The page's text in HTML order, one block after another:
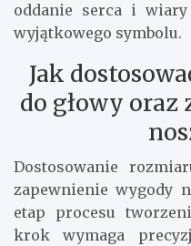
oddanie serca i
wyjątkowego symbolu.
Jak
do głowy
Dostosowanie
zapewnienie wygody
etap procesu
krok wymaga